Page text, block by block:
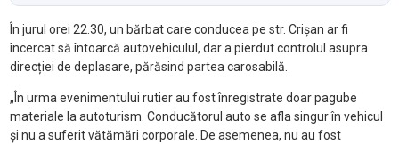
În jurul orei 22.30, un bărbat care conducea pe str. Crișan ar fi
încercat să întoarcă autovehiculul, dar a pierdut controlul asupra
direcției de deplasare, părăsind partea carosabilă.
„În urma evenimentului rutier au fost înregistrate doar pagube
materiale la autoturism. Conducătorul auto se afla singur în vehicul
și nu a suferit vătămări corporale. De asemenea, nu au fost